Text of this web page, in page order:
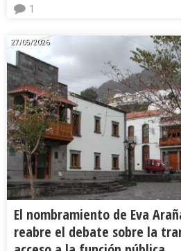
1
27/05/2026
El nombramiento de Eva
reabre el debate sobre la